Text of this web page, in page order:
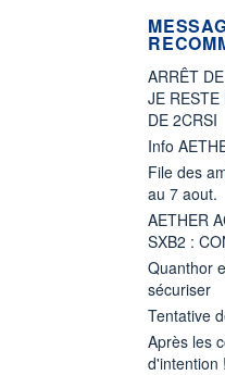
ARRÊT
JE
DE 2CRSI
Info
File des
au 7 aout.
AETHER
SXB2 :
Quanthor
sécuriser
Tentative
Après les
d'intention